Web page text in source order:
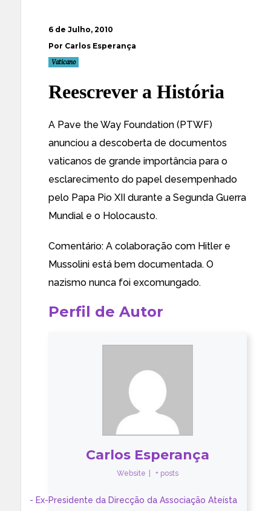
6 de Julho, 2010
Por Carlos Esperança
Vaticano
Reescrever a História
A Pave the Way Foundation (PTWF)
anunciou a descoberta de documentos
vaticanos de grande importância para o
esclarecimento do papel desempenhado
pelo Papa Pio XII durante a Segunda Guerra
Mundial e o Holocausto.
Comentário: A colaboração com Hitler e
Mussolini está bem documentada. O
nazismo nunca foi excomungado.
Perfil de Autor
Carlos Esperança
Website + posts
- Ex-Presidente da Direcção da Associação Ateísta